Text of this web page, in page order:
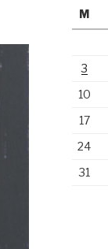
M
3
10
17
24
31